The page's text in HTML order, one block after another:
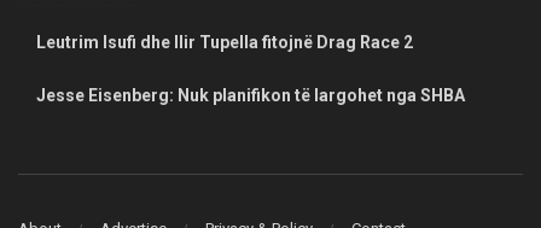
Leutrim Isufi dhe Ilir Tupella fitojnë Drag Race 2
Jesse Eisenberg: Nuk planifikon të largohet nga SHBA